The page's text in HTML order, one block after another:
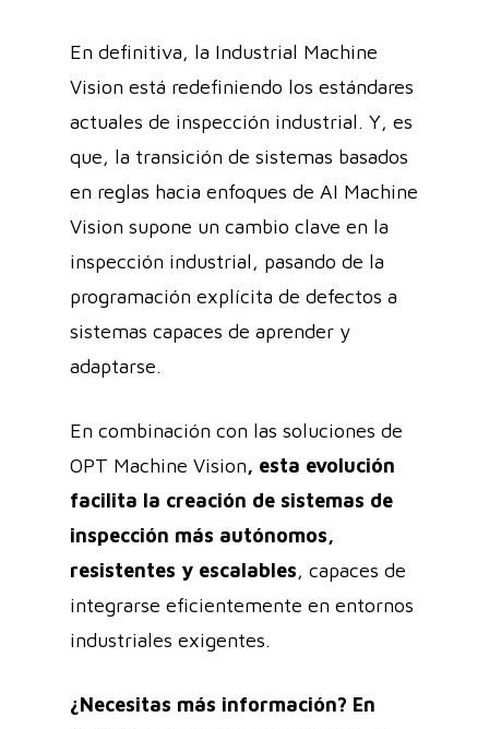
En definitiva, la Industrial Machine
Vision está redefiniendo los estándares
actuales de inspección industrial. Y, es
que, la transición de sistemas basados
en reglas hacia enfoques de AI Machine
Vision supone un cambio clave en la
inspección industrial, pasando de la
programación explícita de defectos a
sistemas capaces de aprender y
adaptarse.
En combinación con las soluciones de
OPT Machine Vision, esta evolución
facilita la creación de sistemas de
inspección más autónomos,
resistentes y escalables, capaces de
integrarse eficientemente en entornos
industriales exigentes.
¿Necesitas más información? En